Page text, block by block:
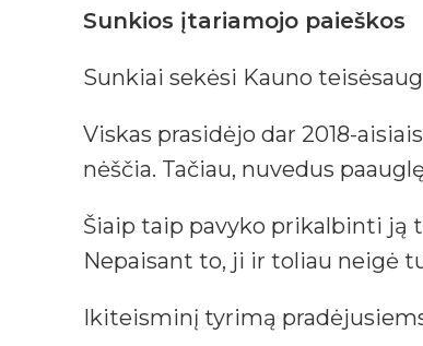
Sunkios įtariamojo paieškos
Sunkiai sekėsi Kauno
Viskas prasidėjo dar 2018-
nėščia. Tačiau, nuvedus
Šiaip taip pavyko prikalbinti ją
Nepaisant to, ji ir toliau neigė
Ikiteisminį tyrimą